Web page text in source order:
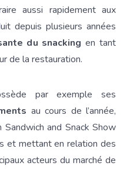
aussi rapidement aux
depuis plusieurs années
du snacking en tant
de la restauration.
par exemple ses
au cours de l’année,
and Snack Show
et mettant en relation des
acteurs du marché de